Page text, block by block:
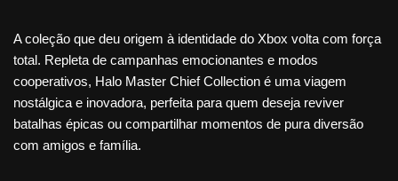
A coleção que deu origem à identidade do Xbox volta com força
total. Repleta de campanhas emocionantes e modos
cooperativos, Halo Master Chief Collection é uma viagem
nostálgica e inovadora, perfeita para quem deseja reviver
batalhas épicas ou compartilhar momentos de pura diversão
com amigos e família.